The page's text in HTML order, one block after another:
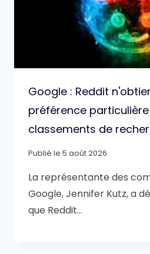
Google : Reddit
préférence
classements de
Publié le 5 août 2026
La représentante des
Google, Jennifer Kutz, a
que Reddit…